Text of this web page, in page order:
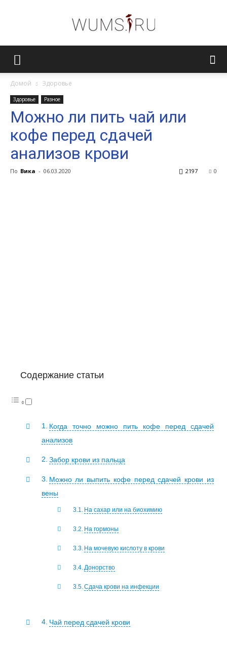
Домой Здоровье
Здоровье Разное
Можно ли пить чай или
кофе перед сдачей
анализов крови
По Вика - 06.03.2020 0
2197
Содержание статьи
Когда точно можно пить кофе перед сдачей
анализов
Забор крови из пальца
Можно ли выпить кофе перед сдачей крови из
вены
На сахар или на биохимию
На гормоны
На мочевую кислоту в крови
Донорство
Сдача крови на инфекции
Чай перед сдачей крови